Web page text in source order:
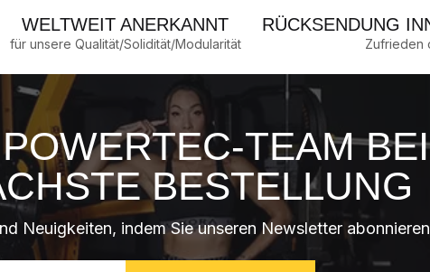
WELTWEIT ANERKANNT
für unsere Qualität/Solidität/Modularität
RÜCKSENDUNG
Zufrieden
TEAM BEI
BESTELLUNG
Neuigkeiten, indem Sie unseren Newsletter